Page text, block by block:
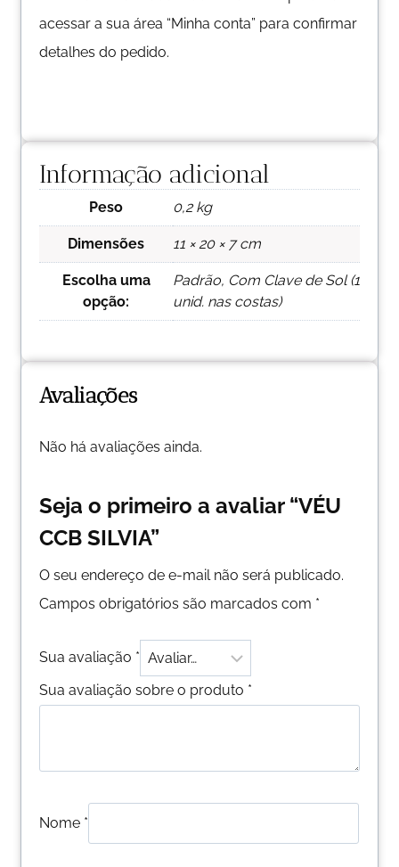
acessar a sua área “Minha conta” para confirmar
detalhes do pedido.
Informação adicional
Peso 0,2 kg
Dimensões 11 × 20 × 7 cm
Escolha uma
opção:
Padrão, Com Clave de Sol (1
unid. nas costas)
Avaliações
Não há avaliações ainda.
Seja o primeiro a avaliar “VÉU
CCB SILVIA”
O seu endereço de e-mail não será publicado.
Campos obrigatórios são marcados com *
Sua avaliação *
Sua avaliação sobre o produto *
Nome *